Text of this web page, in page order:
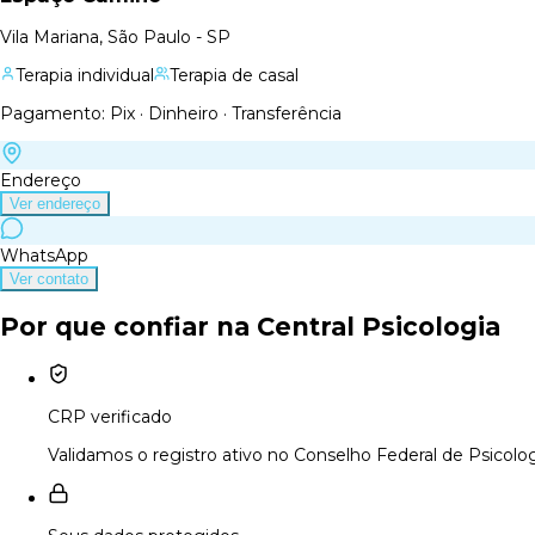
Vila Mariana, São Paulo - SP
Terapia individual
Terapia de casal
Pagamento: Pix · Dinheiro · Transferência
Endereço
Ver endereço
WhatsApp
Ver contato
Por que confiar na Central Psicologia
CRP verificado
Validamos o registro ativo no Conselho Federal de